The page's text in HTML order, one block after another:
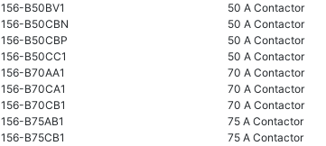
156-B50BV1
50 A Contactor
156-B50CBN
50 A Contactor
156-B50CBP
50 A Contactor
156-B50CC1
50 A Contactor
156-B70AA1
70 A Contactor
156-B70CA1
70 A Contactor
156-B70CB1
70 A Contactor
156-B75AB1
75 A Contactor
156-B75CB1
75 A Contactor